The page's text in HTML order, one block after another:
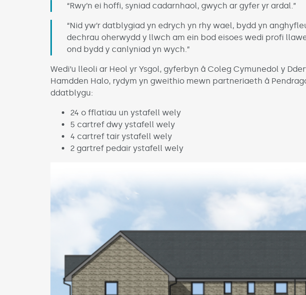
“Rwy’n ei hoffi, syniad cadarnhaol, gwych ar gyfer yr ardal.”
“Nid yw’r datblygiad yn edrych yn rhy wael, bydd yn
dechrau oherwydd y llwch am ein bod eisoes wedi profi
ond bydd y canlyniad yn wych.”
Wedi’u lleoli ar Heol yr Ysgol, gyferbyn â Coleg Cymunedol y
Hamdden Halo, rydym yn gweithio mewn partneriaeth â
ddatblygu:
24 o fflatiau un ystafell wely
5 cartref dwy ystafell wely
4 cartref tair ystafell wely
2 gartref pedair ystafell wely